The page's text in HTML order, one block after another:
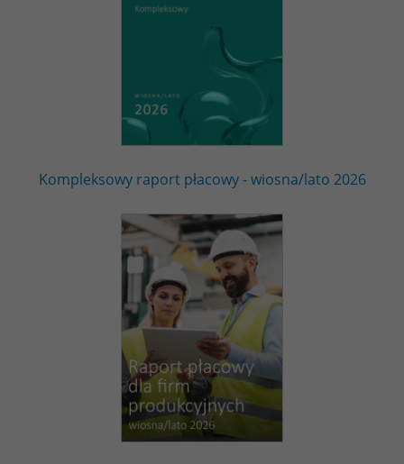
Kompleksowy raport płacowy - wiosna/lato 2026